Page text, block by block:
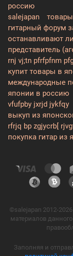
россию
salejapan
гитарный форум
останавливают
представитель
rnj vj;tn pfrfpfnm
купит товары в
международные
японии в россию
vfufpby jxrjd jykfqy
выкуп из
rfrjq bp zgjycrb[
покупка гитар из
©salejapan 2012-
материалов
Заполняя и